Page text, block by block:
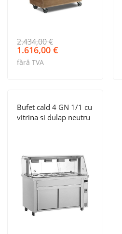
2.434,00€
Prețul
inițial
a
1.616,00 €Prețul
fără TVA
Bufet cald 4 GN 1/1 cu
vitrina si dulap neutru